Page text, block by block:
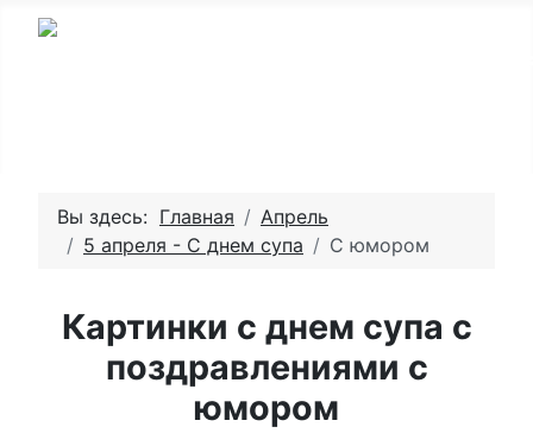
Вы здесь: Главная
Апрель
5 апреля - С днем супа
С юмором
Картинки с днем супа с
поздравлениями с
юмором